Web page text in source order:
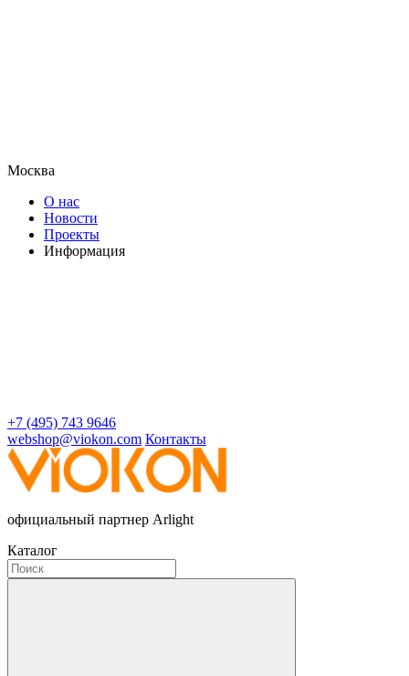
Москва
О нас
Новости
Проекты
Информация
+7 (495) 743 9646
webshop@viokon.com Контакты
официальный партнер Arlight
Каталог